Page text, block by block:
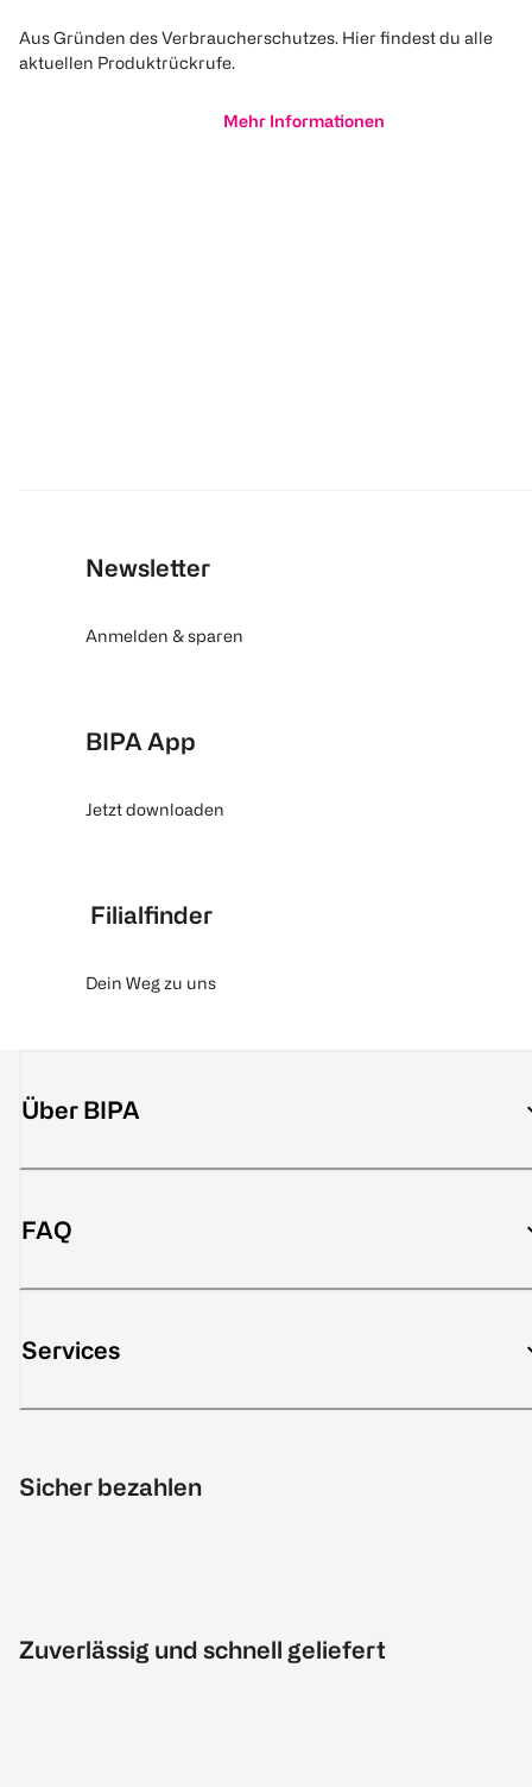
Aus Gründen des Verbraucherschutzes. Hier findest du alle
aktuellen Produktrückrufe.
Mehr Informationen
Newsletter
Anmelden & sparen
BIPA App
Jetzt downloaden
Filialfinder
Dein Weg zu uns
Über BIPA
FAQ
Services
Sicher bezahlen
Zuverlässig und schnell geliefert